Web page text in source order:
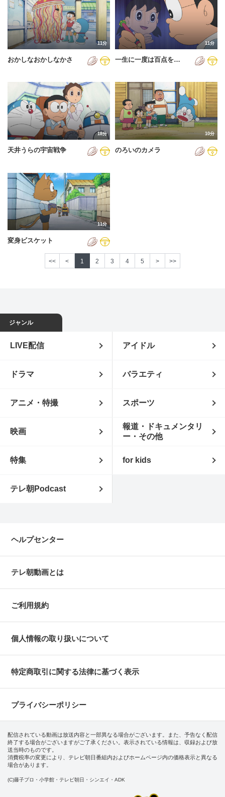
11分
おかしなおかしなかさ
11分
一生に一度は百点を…
18分
天井うらの宇宙戦争
10分
のろいのカメラ
11分
変身ビスケット
<< < 1 2 3 4 5 > >>
ジャンル
LIVE配信 アイドル
ドラマ バラエティ
アニメ・特撮 スポーツ
映画
報道・ドキュメンタリ
ー・その他
特集 for kids
テレ朝Podcast
ヘルプセンター
テレ朝動画とは
ご利用規約
個人情報の取り扱いについて
特定商取引に関する法律に基づく表示
プライバシーポリシー
配信されている動画は放送内容と一部異なる場合がございます。また、予告なく配信
終了する場合がございますがご了承ください。表示されている情報は、収録および放
送当時のものです。
消費税率の変更により、テレビ朝日番組内およびホームページ内の価格表示と異なる
場合があります。
(C)藤子プロ・小学館・テレビ朝日・シンエイ・ADK